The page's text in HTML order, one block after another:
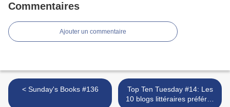
Commentaires
Ajouter un commentaire
< Sunday's Books #136
Top Ten Tuesday #14: Les
10 blogs littéraires préférés